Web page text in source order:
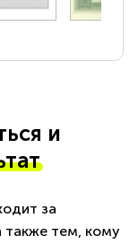
и
за
также тем, кому